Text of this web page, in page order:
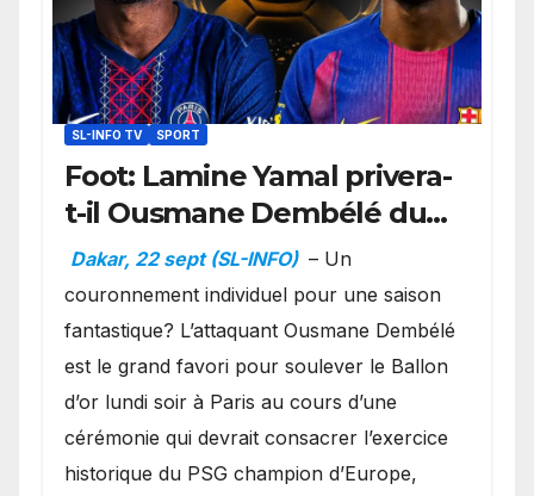
SL-INFO TV SPORT
Foot: Lamine Yamal privera-
t-il Ousmane Dembélé du
Ballon d’or ?
Dakar, 22 sept (SL-INFO) – Un
couronnement individuel pour une saison
fantastique? L’attaquant Ousmane Dembélé
est le grand favori pour soulever le Ballon
d’or lundi soir à Paris au cours d’une
cérémonie qui devrait consacrer l’exercice
historique du PSG champion d’Europe,